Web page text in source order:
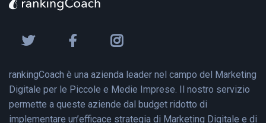
rankingCoach è una azienda leader nel campo del Marketing
Digitale per le Piccole e Medie Imprese. Il nostro servizio
permette a queste aziende dal budget ridotto di
implementare un’efficace strategia di Marketing Digitale e di